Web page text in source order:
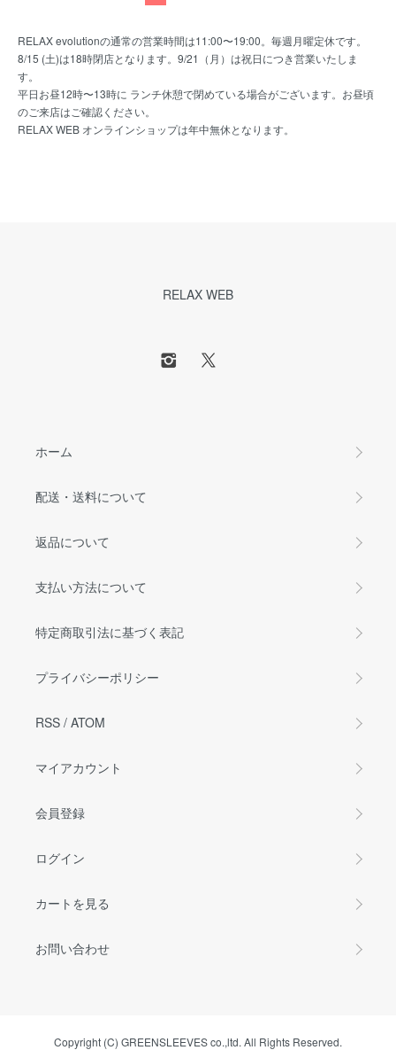
RELAX evolutionの通常の営業時間は11:00〜19:00。毎週月曜定休です。
8/15 (土)は18時閉店となります。9/21（月）は祝日につき営業いたしま
す。
平日お昼12時〜13時に ランチ休憩で閉めている場合がございます。お昼頃
のご来店はご確認ください。
RELAX WEB オンラインショップは年中無休となります。
RELAX WEB
ホーム
配送・送料について
返品について
支払い方法について
特定商取引法に基づく表記
プライバシーポリシー
RSS / ATOM
マイアカウント
会員登録
ログイン
カートを見る
お問い合わせ
Copyright (C) GREENSLEEVES co.,ltd. All Rights Reserved.